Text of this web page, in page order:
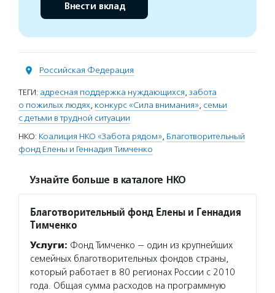
Внести вклад
Российская Федерация
ТЕГИ: адресная поддержка нуждающихся, забота
о пожилых людях, конкурс «Сила внимания», семьи
с детьми в трудной ситуации
НКО: Коалиция НКО «Забота рядом», Благотворительный
фонд Елены и Геннадия Тимченко
Узнайте больше в каталоге НКО
Благотворительный фонд Елены и Геннадия
Тимченко
Услуги: Фонд Тимченко — один из крупнейших
семейных благотворительных фондов страны,
который работает в 80 регионах России с 2010
года. Общая сумма расходов на программную